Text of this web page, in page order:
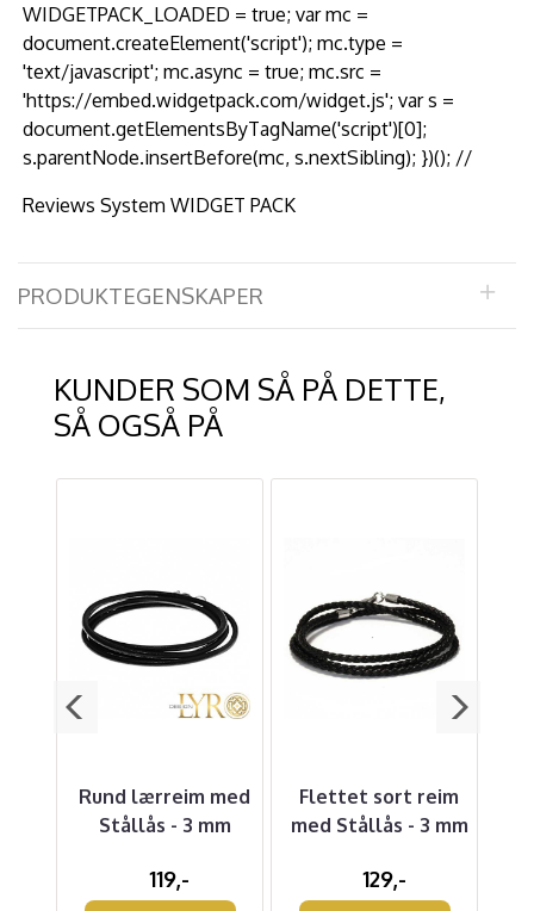
WIDGETPACK_LOADED = true; var mc =
document.createElement('script'); mc.type =
'text/javascript'; mc.async = true; mc.src =
'https://embed.widgetpack.com/widget.js'; var s =
document.getElementsByTagName('script')[0];
s.parentNode.insertBefore(mc, s.nextSibling); })(); //
Reviews System WIDGET PACK
PRODUKTEGENSKAPER
KUNDER SOM SÅ PÅ DETTE,
SÅ OGSÅ PÅ
Rund lærreim med
Stållås - 3 mm
119,-
Flettet sort reim
med Stållås - 3 mm
129,-